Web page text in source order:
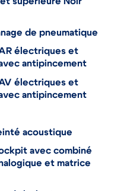
supérieure Noir
de pneumatique
électriques et
antipincement
électriques et
antipincement
acoustique
avec combiné
et matrice